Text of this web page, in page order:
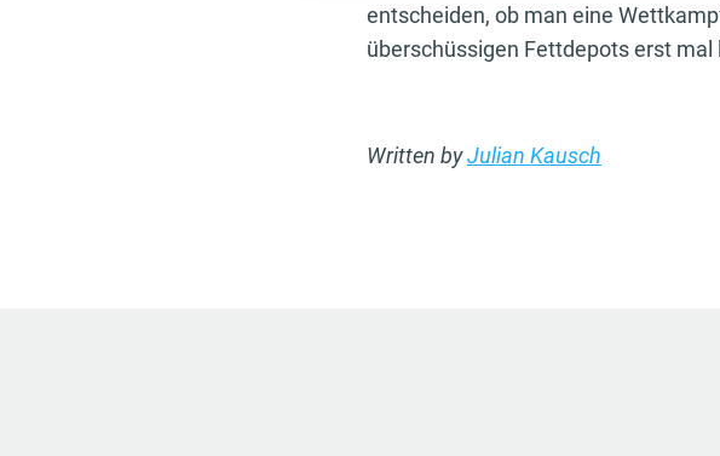
entscheiden, ob man eine
überschüssigen Fettdepots erst
Written byJulian Kausch